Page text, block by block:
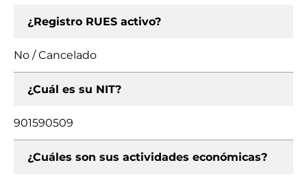
¿Registro RUES activo?
No / Cancelado
¿Cuál es su NIT?
901590509
¿Cuáles son sus actividades económicas?